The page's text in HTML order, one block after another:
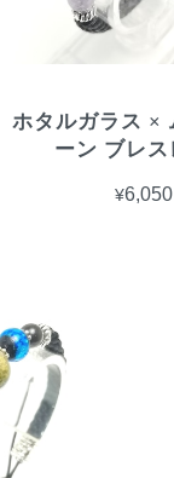
ホタルガラス ×
ーン ブレス
¥6,050